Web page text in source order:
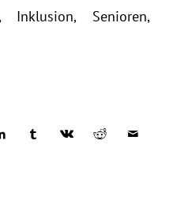
, Inklusion, Senioren,